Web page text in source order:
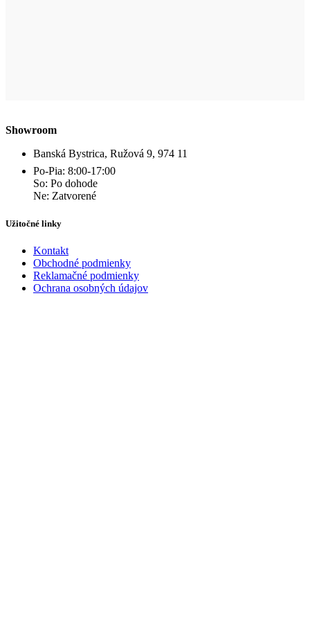
Showroom
Banská Bystrica, Ružová 9, 974 11
Po-Pia: 8:00-17:00
So: Po dohode
Ne: Zatvorené
Užitočné linky
Kontakt
Obchodné podmienky
Reklamačné podmienky
Ochrana osobných údajov